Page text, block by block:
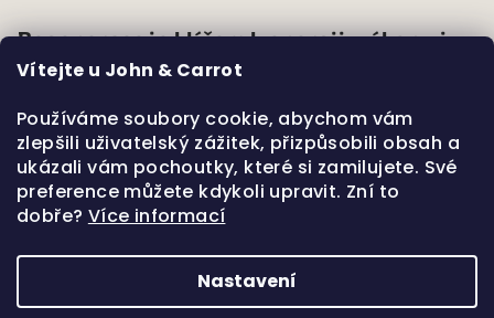
Vítejte u John & Carrot
Používáme soubory cookie, abychom vám
zlepšili uživatelský zážitek, přizpůsobili obsah a
ukázali vám pochoutky, které si zamilujete. Své
preference můžete kdykoli upravit. Zní to
dobře? Více informací
Nastavení
Regenerace je klíčem k energii, výkonu i
dlouhodobému zdraví
7.6.2026
Mikronutrienty a jejich zásadní role v
našem těle